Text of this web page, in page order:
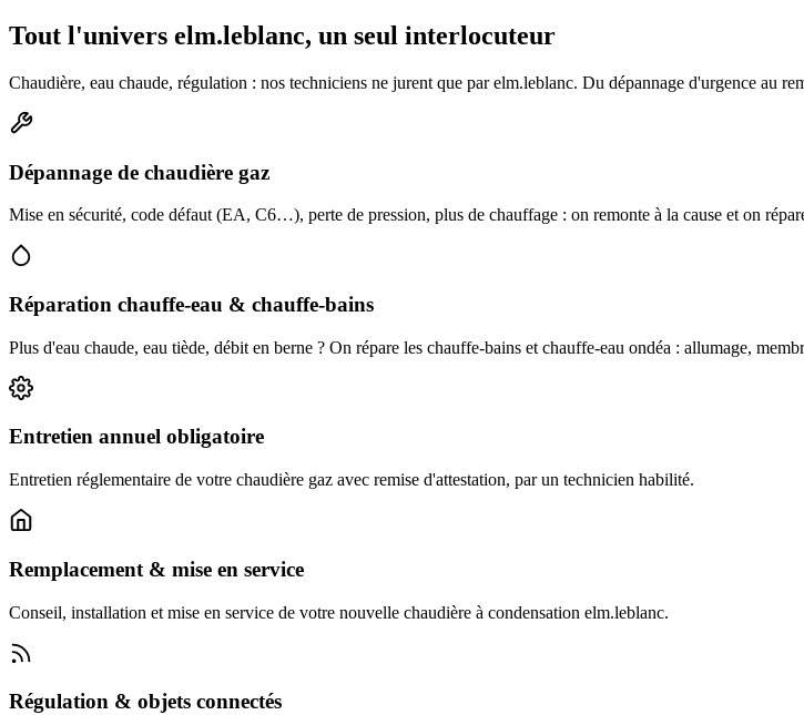
Tout l'univers elm.leblanc, un seul interlocuteur
Chaudière, eau chaude, régulation : nos techniciens ne jurent que par elm.leblanc. Du dépannage d'urgence au
Dépannage de chaudière gaz
Mise en sécurité, code défaut (EA, C6…), perte de pression, plus de chauffage : on remonte à la cause et on
Réparation chauffe-eau & chauffe-bains
Plus d'eau chaude, eau tiède, débit en berne ? On répare les chauffe-bains et chauffe-eau ondéa : allumage,
Entretien annuel obligatoire
Entretien réglementaire de votre chaudière gaz avec remise d'attestation, par un technicien habilité.
Remplacement & mise en service
Conseil, installation et mise en service de votre nouvelle chaudière à condensation elm.leblanc.
Régulation & objets connectés